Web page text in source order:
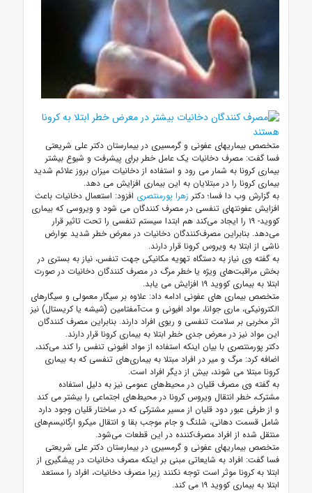
متخصص بیماریهای عفونی و گرمسیری در بیمارستان دکتر علی شریعتی
فسا گفت: مصرف دخانیات یک عامل خطر برای پیشرفت و شیوع بیشتر
بیماری کرونا به شمار می رود و استفاده از دخانیات میزان بروز علائم شدید
بیماری کرونا را در مبتلایان به این بیماری افزایش می دهد.
به گزارش وب دا فسا؛ دکتر زهرا پورمنتصری افزود: استعمال دخانیات باعث
افزایش عفونتهای تنفسی در مصرف کنندگان می شود و ویروسی که بیماری
کووید- ۱۹ را ایجاد می‌کند هم ابتدا سیستم تنفسی را تحت تاثیر قرار
می‌دهد. بنابراین مصرف‌کنندگان دخانیات در معرض خطر شدید عوارض
ناشی از ابتلا به ویروس کرونا قرار دارند.
به گفته وی نیاز به دستگاه تهویه مکانیکی جهت تنفس، نیاز به بستری در
بخش مراقبت‌های ویژه یا خطر مرگ در مصرف کنندگان دخانیات در صورت
ابتلا به بیماری کووید ۱۹ افزایش می یابد.
متخصص بیماری های عفونی ادامه داد: علاوه بر سیگار معمولی و سیگارهای
الکترونیکی، ماری جوانا، مواد افیونی و مت‌آمفتامین (شیشه یا کریستال) نیز
اثر مخربی بر سلامت تنفسی و ریوی افراد دارند. بنابراین مصرف کنندگان
این مواد نیز در معرض جدی خطر ابتلا به بیماری کرونا قرار دارند.
دکتر پورمنتصری با بیان اینکه استفاده از مواد افیونی تنفس را کند می‌کند،
اضافه کرد: مرگ و میر در افراد مبتلا به بیماری‌های تنفسی که به بیماری
کرونا مبتلا می شوند، بیش از دیگر افراد است.
به گفته وی مصرف قلیان در محیط‌های عمومی نیز به دلیل استفاده
مشترک، خطر انتقال ویروس کرونا در محیط‌های اجتماعی را بیشتر می کند
و از طرفی عبور دود قلیان از مسیر مشترکی که در ساختار قلیان وجود دارد
شامل قسمت دهانی، شلنگ و جام موجب بقا و انتقال میکرو ارگانیسم‌های
منتقل شده از افراد مصرف‌کننده در این قطعات می‌شود.
متخصص بیماریهای عفونی و گرمسیری در بیمارستان دکتر علی شریعتی
فسا گفت: افراد به شایعاتی مبنی بر اینکه مصرف دخانیات در پیشگیری از
ابتلا به کرونا موثر است توجه نکنند زیرا مصرف دخانیات، افراد را مستعد
ابتلا به بیماری کووید ۱۹ می کند.